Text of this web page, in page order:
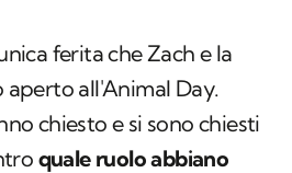
ferita che Zach e la
aperto all'Animal Day.
chiesto e si sono chiesti
quale ruolo abbiano